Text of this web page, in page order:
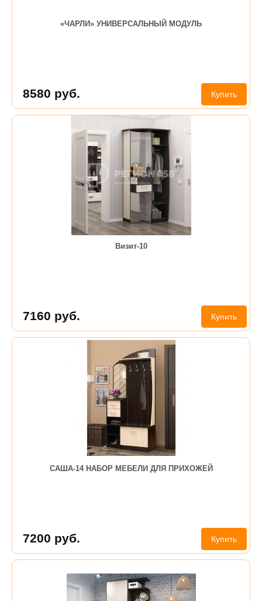
«ЧАРЛИ» УНИВЕРСАЛЬНЫЙ МОДУЛЬ
8580 руб. Купить
Визит-10
7160 руб. Купить
САША-14 НАБОР МЕБЕЛИ ДЛЯ ПРИХОЖЕЙ
7200 руб. Купить